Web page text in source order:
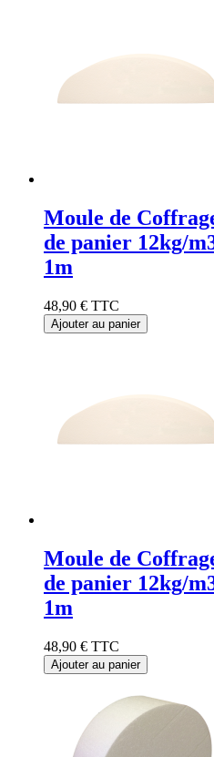
Moule de
de panier 12kg/
1m
48,90 € TTC
Ajouter au panier
Moule de
de panier 12kg/
1m
48,90 € TTC
Ajouter au panier